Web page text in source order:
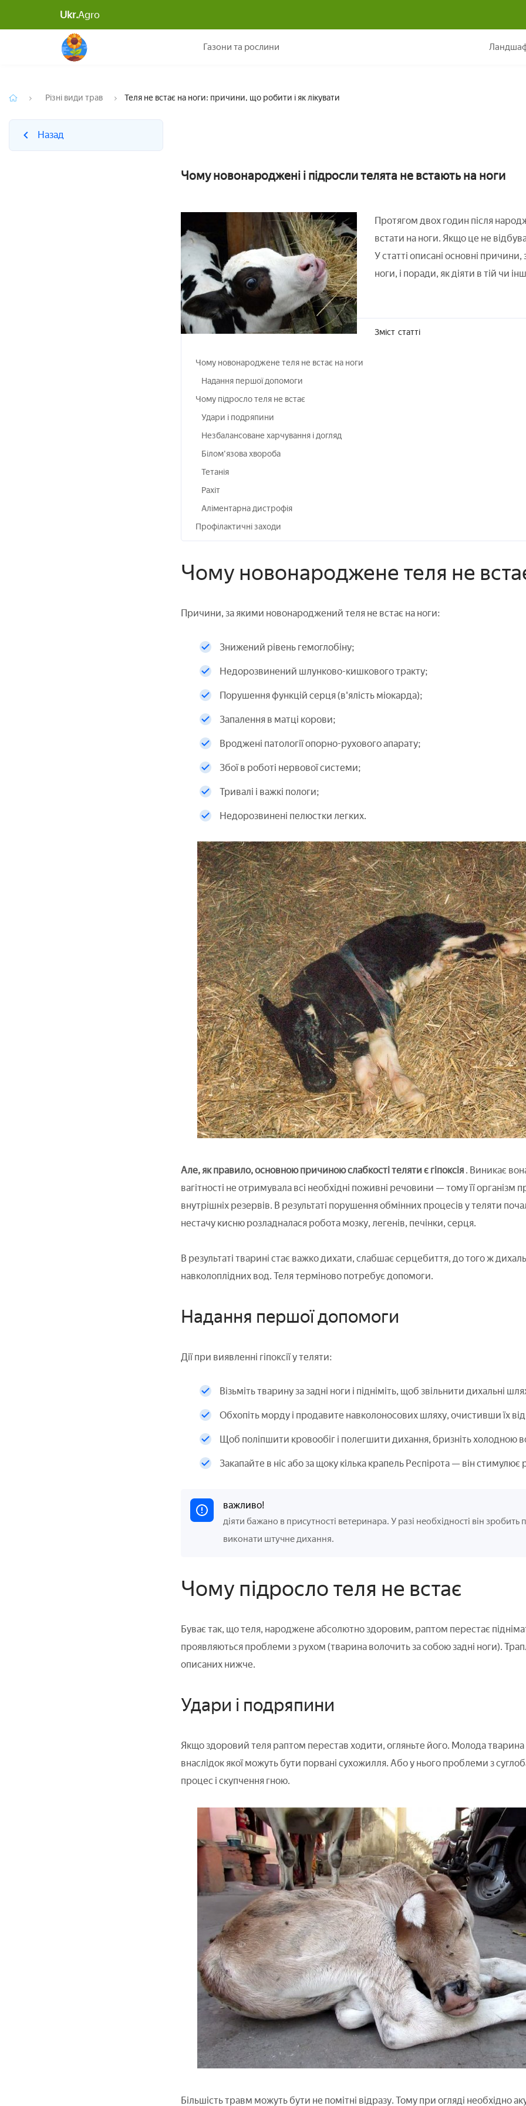
Ukr.Agro
Газони та рослини
Назад
Різні види трав Теля не встає на ноги: причини, що робити і як лікувати
Назад
Чому новонароджені і підросли телята не встають на ноги
Протягом двох годин після
встати на ноги. Якщо це не
У статті описані основні
ноги, і поради, як діяти в тій чи
Зміст статті
Чому новонароджене теля не встає на ноги
Надання першої допомоги
Чому підросло теля не встає
Удари і подряпини
Незбалансоване харчування і догляд
Білом'язова хвороба
Тетанія
Рахіт
Аліментарна дистрофія
Профілактичні заходи
Чому новонароджене теля не
Причини, за якими новонароджений теля не встає на ноги:
Знижений рівень гемоглобіну;
Недорозвинений шлунково-кишкового тракту;
Порушення функцій серця (в'ялість міокарда);
Запалення в матці корови;
Вроджені патології опорно-рухового апарату;
Збої в роботі нервової системи;
Тривалі і важкі пологи;
Недорозвинені пелюстки легких.
Але, як правило, основною причиною слабкості теляти є гіпоксія. Виникає
вагітності не отримувала всі необхідні поживні речовини — тому її
внутрішніх резервів. В результаті порушення обмінних процесів у теляти
нестачу кисню розладналася робота мозку, легенів, печінки, серця.
В результаті тварині стає важко дихати, слабшає серцебиття, до того ж
навколоплідних вод. Теля терміново потребує допомоги.
Надання першої допомоги
Дії при виявленні гіпоксії у теляти:
Візьміть тварину за задні ноги і підніміть, щоб звільнити дихальні
Обхопіть морду і продавите навколоносових шляху, очистивши їх
Щоб поліпшити кровообіг і полегшити дихання, бризніть холодною
Закапайте в ніс або за щоку кілька крапель Респірота — він стимулює
важливо!
діяти бажано в присутності ветеринара. У разі необхідності він
виконати штучне дихання.
Чому підросло теля не встає
Буває так, що теля, народжене абсолютно здоровим, раптом перестає
проявляються проблеми з рухом (тварина волочить за собою задні ноги).
описаних нижче.
Удари і подряпини
Якщо здоровий теля раптом перестав ходити, огляньте його. Молода
внаслідок якої можуть бути порвані сухожилля. Або у нього проблеми з
процес і скупчення гною.
Більшість травм можуть бути не помітні відразу. Тому при огляді необхідно